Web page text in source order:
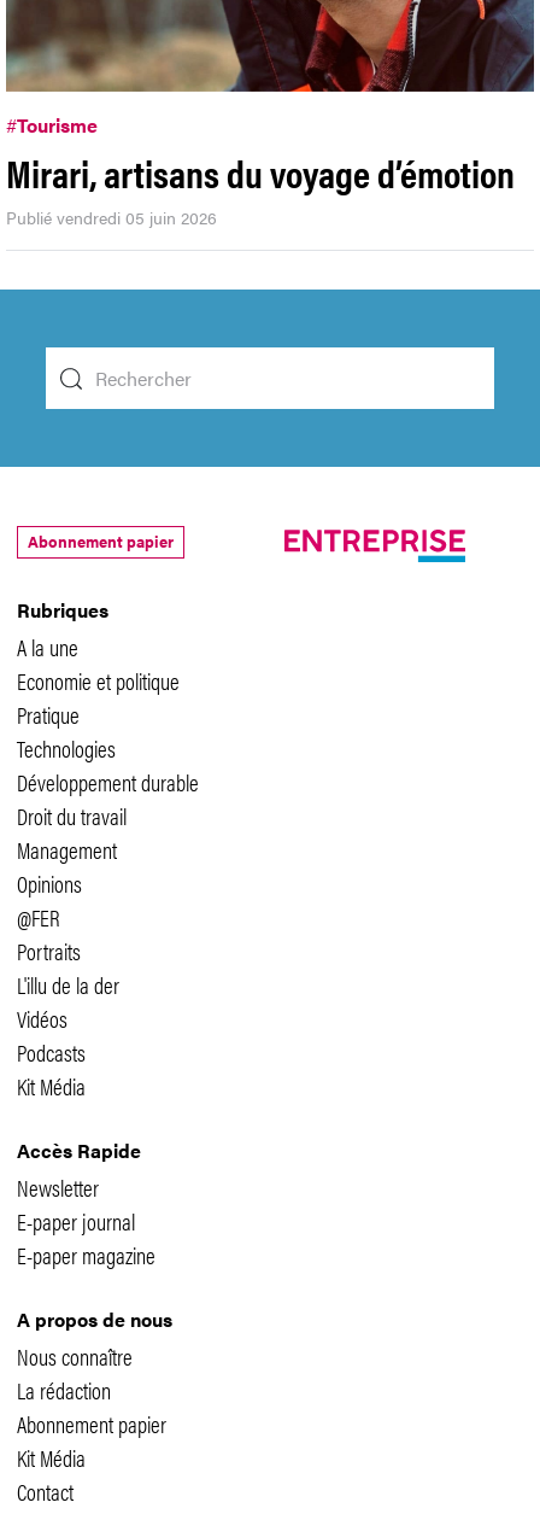
#Tourisme
Mirari, artisans du voyage d’émotion
Publié vendredi 05 juin 2026
Rubriques
A la une
Economie et politique
Pratique
Technologies
Développement durable
Droit du travail
Management
Opinions
@FER
Portraits
L'illu de la der
Vidéos
Podcasts
Kit Média
Accès Rapide
Newsletter
E-paper journal
E-paper magazine
A propos de nous
Nous connaître
La rédaction
Abonnement papier
Kit Média
Contact
Abonnement papier